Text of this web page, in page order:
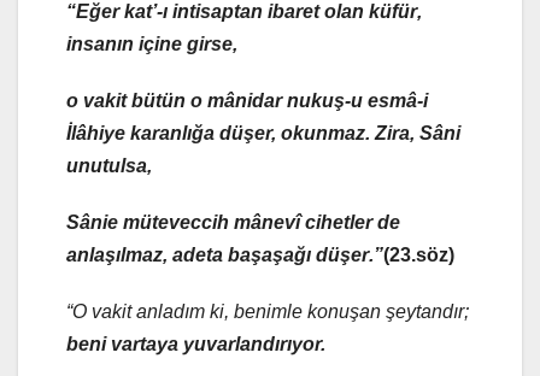
“Eğerkat’-ı intisaptan ibaret olan küfür,
insanın içine girse,
o vakit bütün o mânidar nukuş-u esmâ-i
İlâhiye karanlığa düşer, okunmaz. Zira, Sâni
unutulsa,
Sânie müteveccih mânevî cihetlerde
anlaşılmaz, adeta başaşağı düşer.”(23.söz)
“O vakit anladım ki, benimle konuşan şeytandır;
beni vartaya yuvarlandırıyor.